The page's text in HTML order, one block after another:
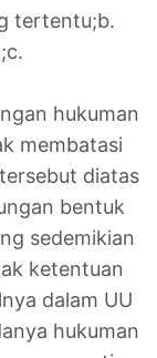
tertentu;b.
c.
hukuman
membatasi
diatas
bentuk
sedemikian
ketentuan
dalam UU
hukuman